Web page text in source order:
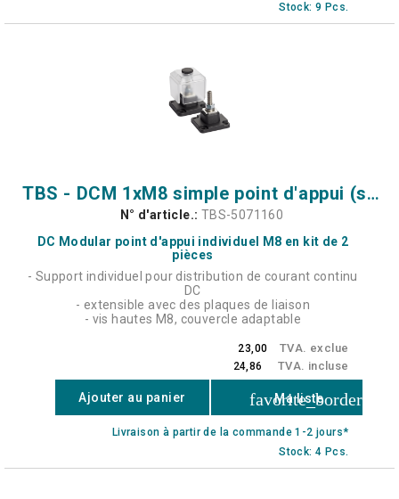
Stock: 9 Pcs.
TBS - DCM 1xM8 simple point d'appui (set de 2)
N° d'article.: TBS-5071160
DC Modular point d'appui individuel M8 en kit de 2
pièces
- Support individuel pour distribution de courant continu
DC
- extensible avec des plaques de liaison
- vis hautes M8, couvercle adaptable
23,00 TVA. exclue
24,86 TVA. incluse
Ajouter au panier favorite_border
Ma liste
Livraison à partir de la commande 1-2 jours*
Stock: 4 Pcs.